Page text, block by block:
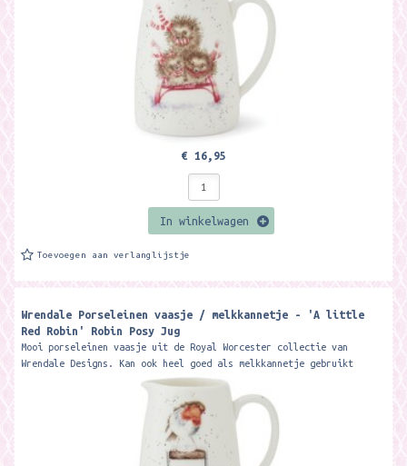
€ 16,95
In winkelwagen
Toevoegen aan verlanglijstje
Wrendale Porseleinen vaasje / melkkannetje - 'A little
Red Robin' Robin Posy Jug ​
Mooi porseleinen vaasje uit de Royal Worcester collectie van
Wrendale Designs. Kan ook heel goed als melkkannetje gebruikt